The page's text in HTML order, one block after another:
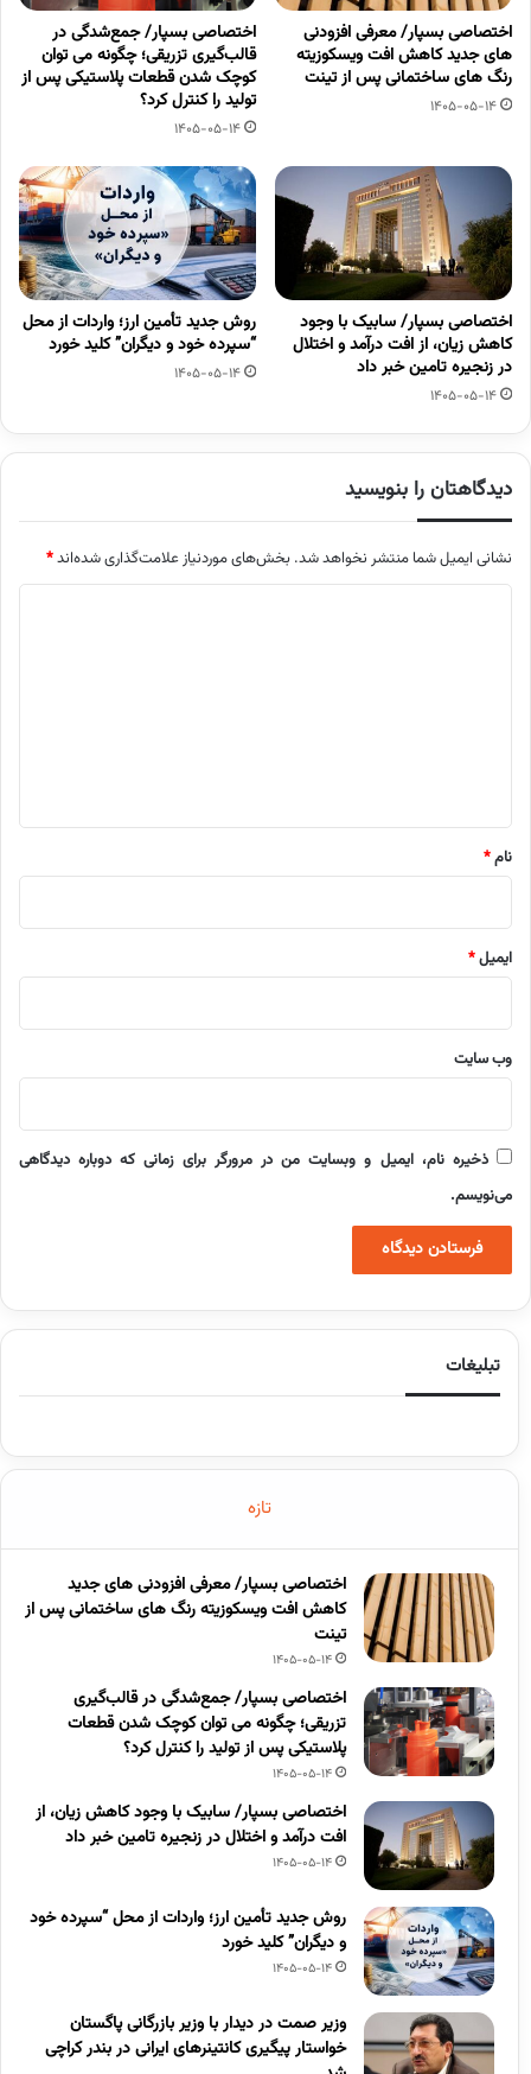
اختصاصی بسپار/ معرفی افزودنی
های جدید کاهش افت ویسکوزیته
رنگ های ساختمانی پس از تینت
1405-05-14
اختصاصی بسپار/ جمع‌شدگی در
قالب‌گیری تزریقی؛ چگونه می توان
کوچک شدن قطعات پلاستیکی پس از
تولید را کنترل کرد؟
1405-05-14
اختصاصی بسپار/ سابیک با وجود
کاهش زیان، از افت درآمد و اختلال
در زنجیره تامین خبر داد
1405-05-14
روش جدید تأمین ارز؛ واردات از محل
“سپرده خود و دیگران” کلید خورد
1405-05-14
دیدگاهتان را بنویسید
نشانی ایمیل شما منتشر نخواهد شد. بخش‌های موردنیاز علامت‌گذاری شده‌اند*
نام*
ایمیل*
وب‌ سایت
ذخیره نام، ایمیل و وبسایت من در مرورگر برای زمانی که دوباره دیدگاهی
می‌نویسم.
تبلیغات
تازه
اختصاصی بسپار/ معرفی افزودنی های جدید
کاهش افت ویسکوزیته رنگ های ساختمانی پس از
تینت
1405-05-14
اختصاصی بسپار/ جمع‌شدگی در قالب‌گیری
تزریقی؛ چگونه می توان کوچک شدن قطعات
پلاستیکی پس از تولید را کنترل کرد؟
1405-05-14
اختصاصی بسپار/ سابیک با وجود کاهش زیان، از
افت درآمد و اختلال در زنجیره تامین خبر داد
1405-05-14
روش جدید تأمین ارز؛ واردات از محل “سپرده خود
و دیگران” کلید خورد
1405-05-14
وزیر صمت در دیدار با وزیر بازرگانی پاگستان
خواستار پیگیری کانتینرهای ایرانی در بندر کراچی